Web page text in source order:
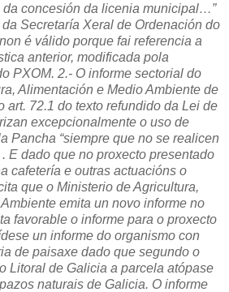
da concesión da licenia municipal…”
Secretaría Xeral de Ordenación do
é válido porque fai referencia a
anterior, modificada pola
PXOM. 2.- O informe sectorial do
Alimentación e Medio Ambiente de
art. 72.1 do texto refundido da Lei de
excepcionalmente o uso de
Pancha “siempre que no se realicen
E dado que no proxecto presentado
cafetería e outras actuacións o
que o Ministerio de Agricultura,
emita un novo informe no
favorable o informe para o proxecto
un informe do organismo con
de paisaxe dado que segundo o
Litoral de Galicia a parcela atópase
naturais de Galicia. O informe